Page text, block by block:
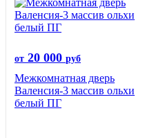
от 20 000 руб
Межкомнатная дверь
Валенсия-3 массив ольхи
белый ПГ